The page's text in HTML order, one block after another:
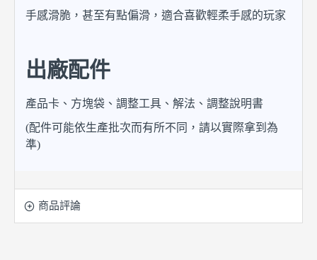
手感滑脆，甚至有點偏滑，適合喜歡輕柔手感的玩家
出廠配件
產品卡、方塊袋、調整工具、解法、調整說明書
(配件可能依生產批次而有所不同，請以實際拿到為
準)
商品評論